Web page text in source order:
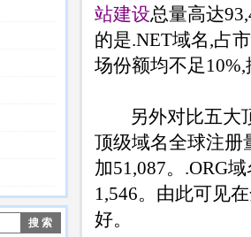
站建设总量高达
的是.NET域名,占
场份额均不足
另外对比五大顶
顶级域名全球注册
加51,087。.ORG
1,546。由此可见
好。